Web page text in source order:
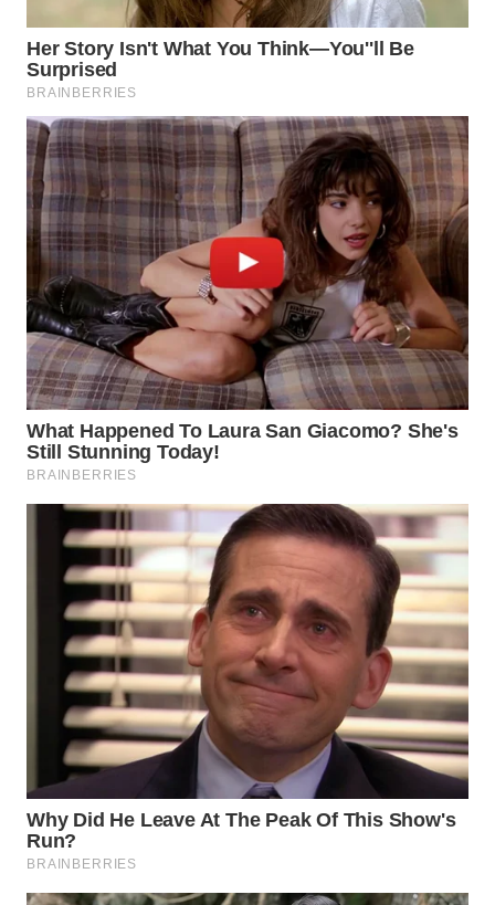
WN
BINTAN
MANDALIKA
WN
LIKUPANG
WN
LABUANBAJO
WN
BORNEO
Wahana
Media
Group
WAHANA
NEWS
WAHANA
TANI
WAHANA
ADVOKAT
WAHANA
INFRASTRUKTUR
WAHANA